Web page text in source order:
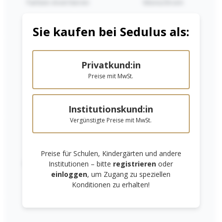
Sie kaufen bei Sedulus als:
Privatkund:in
Preise mit MwSt.
Institutionskund:in
Vergünstigte Preise mit MwSt.
Preise für Schulen, Kindergärten und andere
Institutionen – bitte registrieren oder
einloggen, um Zugang zu speziellen
Konditionen zu erhalten!
APISCOR Einzel-
Aquarellfarben
Ab6,60 €*
Details
RECHTLICHES
Links unterstreichen Gut lesbare Schrift